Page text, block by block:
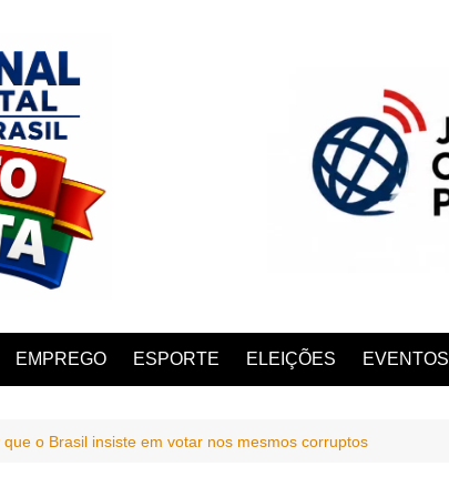
AMPARO
EMPREGO ESPORTE ELEIÇÕES EVENTOS
que o Brasil insiste em votar nos mesmos corruptos